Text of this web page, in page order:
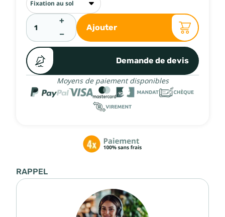
+
−
Ajouter
Demande de devis
Moyens de paiement disponibles
RAPPEL